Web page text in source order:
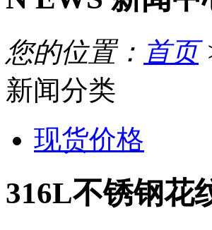
您的位置： 首页
新闻分类
现货价格
316L不锈钢花